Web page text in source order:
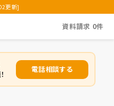
更新]
資料請求 0件
電話相談する